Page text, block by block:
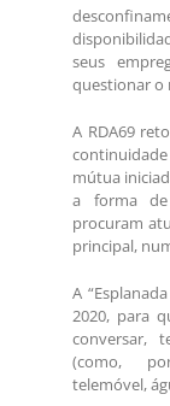
seus
questionar o
A RDA69
mútua
a forma de
procuram
principal,
A
2020, para
conversar,
(como,
telemóvel,